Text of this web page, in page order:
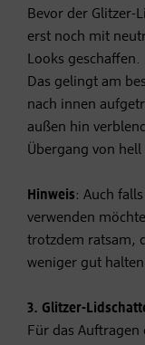
Bevor der Glitzer-
erst noch mit
Looks
Das gelingt am
nach innen
außen hin
Übergang von hell
Hinweis: Auch
verwenden
trotzdem ratsam,
weniger gut
3. Glitzer-
Für das Auftragen